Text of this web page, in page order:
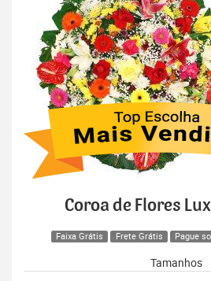
Coroa de Flores
Faixa Grátis Frete Grátis Pague
Tamanhos